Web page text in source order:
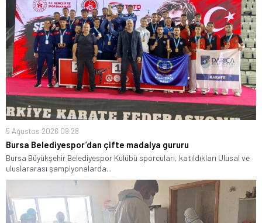
5 Ağustos 2026 09:28
Bursa Belediyespor’dan çifte madalya gururu
Bursa Büyükşehir Belediyespor Kulübü sporcuları, katıldıkları Ulusal ve
uluslararası şampiyonalarda...